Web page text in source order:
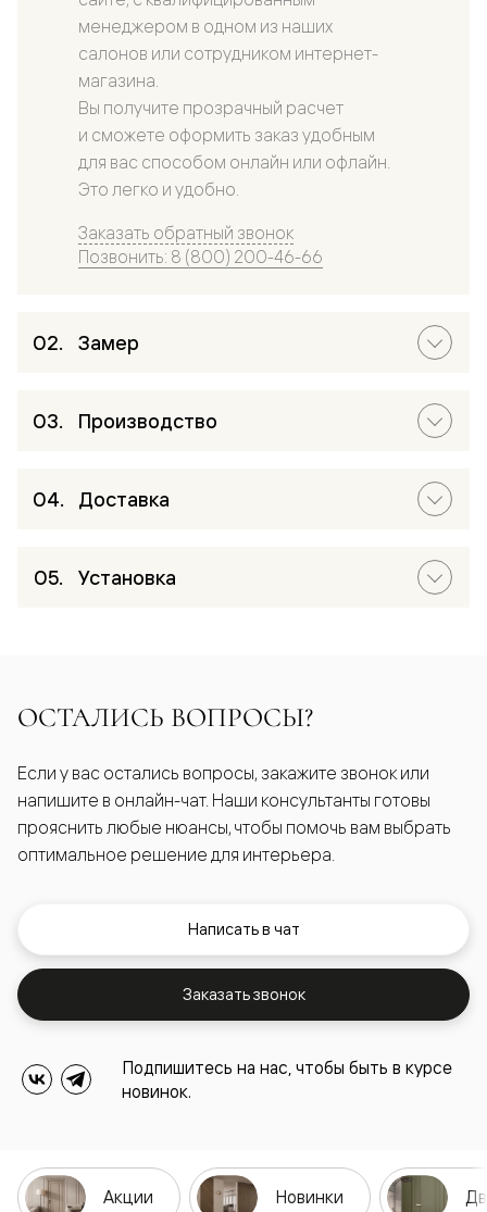
менеджером в одном из наших
салонов или сотрудником интернет-
магазина.
Вы получите прозрачный расчет
и сможете оформить заказ удобным
для вас способом онлайн или офлайн.
Это легко и удобно.
Заказать обратный звонок
Позвонить: 8 (800) 200-46-66
Замер
Производство
Доставка
Установка
ОСТАЛИСЬ ВОПРОСЫ?
Если у вас остались вопросы, закажите звонок или
напишите в онлайн-чат. Наши консультанты готовы
прояснить любые нюансы, чтобы помочь вам выбрать
оптимальное решение для интерьера.
Написать в чат
Заказать звонок
Подпишитесь на нас, чтобы быть в курсе
новинок.
Акции Новинки